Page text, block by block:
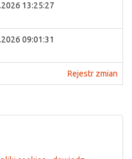
13:25:27
09:01:31
Rejestr zmian